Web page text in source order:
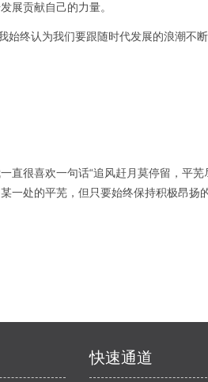
展贡献自己的力量。
始终认为我们要跟随时代发展的浪潮不
直很喜欢一句话“追风赶月莫停留，平芜
一处的平芜，但只要始终保持积极昂扬
快速通道